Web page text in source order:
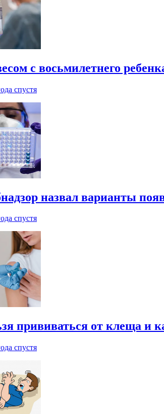
с восьмилетнего
спустя
назвал варианты
спустя
прививаться от клеща и
спустя